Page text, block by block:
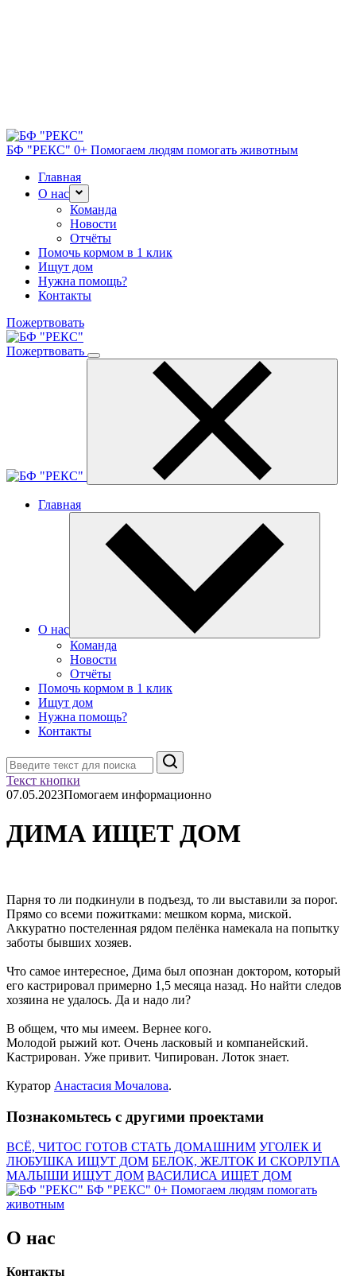
БФ "РЕКС" 0+ Помогаем людям помогать животным
Главная
О нас
Команда
Новости
Отчёты
Помочь кормом в 1 клик
Ищут дом
Нужна помощь?
Контакты
Пожертвовать
Пожертвовать
Главная
О нас
Команда
Новости
Отчёты
Помочь кормом в 1 клик
Ищут дом
Нужна помощь?
Контакты
Поиск
Текст кнопки
07.05.2023Помогаем информационно
ДИМА ИЩЕТ ДОМ
Парня то ли подкинули в подъезд, то ли выставили за порог.
Прямо со всеми пожитками: мешком корма, миской.
Аккуратно постеленная рядом пелёнка намекала на попытку
заботы бывших хозяев.
Что самое интересное, Дима был опознан доктором, который
его кастрировал примерно 1,5 месяца назад. Но найти следов
хозяина не удалось. Да и надо ли?
В общем, что мы имеем. Вернее кого.
Молодой рыжий кот. Очень ласковый и компанейский.
Кастрирован. Уже привит. Чипирован. Лоток знает.
Куратор Анастасия Мочалова.
Познакомьтесь с другими проектами
ВСЁ, ЧИТОС ГОТОВ СТАТЬ ДОМАШНИМ УГОЛЕК И
ЛЮБУШКА ИЩУТ ДОМ БЕЛОК, ЖЕЛТОК И СКОРЛУПА
МАЛЫШИ ИЩУТ ДОМ ВАСИЛИСА ИЩЕТ ДОМ
БФ "РЕКС" 0+ Помогаем людям помогать
животным
О нас
Контакты